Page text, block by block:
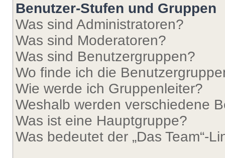
Benutzer-Stufen und Gruppen
Was sind Administratoren?
Was sind Moderatoren?
Was sind Benutzergruppen?
Wo finde ich die
Wie werde ich Gruppenleiter?
Weshalb werden verschiedene
Was ist eine Hauptgruppe?
Was bedeutet der „Das Team“-